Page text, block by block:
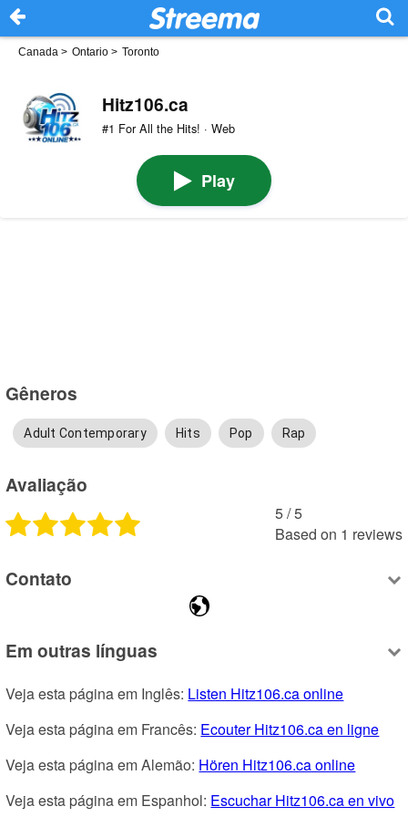
Canada > Ontario > Toronto
Hitz106.ca
#1 For All the Hits! · Web
Play
Gêneros
Adult Contemporary Hits Pop Rap
Avaliação
5 /5
Based on 1 reviews
Contato
Em outras línguas
Veja esta página em Inglês: Listen Hitz106.ca online
Veja esta página em Francês: Ecouter Hitz106.ca en ligne
Veja esta página em Alemão: Hören Hitz106.ca online
Veja esta página em Espanhol: Escuchar Hitz106.ca en vivo